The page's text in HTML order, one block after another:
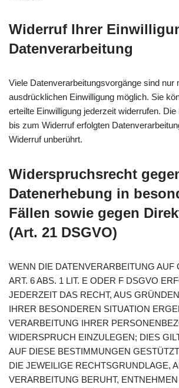
Widerruf Ihrer
Datenverarbeitung
Viele Datenverarbeitungsvorgänge sind nur
ausdrücklichen Einwilligung möglich. Sie
erteilte Einwilligung jederzeit widerrufen.
bis zum Widerruf erfolgten
Widerruf unberührt.
Widerspruchsrecht
Datenerhebung in
Fällen sowie gegen
(Art. 21 DSGVO)
WENN DIE DATENVERARBEITUNG AUF
ART. 6 ABS. 1 LIT. E ODER F DSGVO
JEDERZEIT DAS RECHT, AUS
IHRER BESONDEREN SITUATION
VERARBEITUNG IHRER
WIDERSPRUCH EINZULEGEN; DIES
AUF DIESE BESTIMMUNGEN
DIE JEWEILIGE RECHTSGRUNDLAGE,
VERARBEITUNG BERUHT,